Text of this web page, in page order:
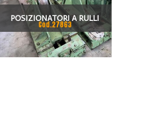
POSIZIONATORI A RULLI
FOLLE E MOTORIZZATO
Cod.27863